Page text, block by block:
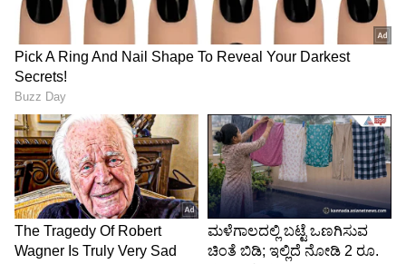
5
6
Image Credit :Bcci
ಹ್ಯಾರಿ ಬ್ರೂಕ್ ಕೌಂಟರ್ ಅಟ್ಯಾಕ್
ಮೊದಲ ಓವರ್‌ನಲ್ಲೇ ಅರ್ಶ್‌ದೀಪ್ ಸಿಂಗ್ ಅವರು ಫಿಲ್